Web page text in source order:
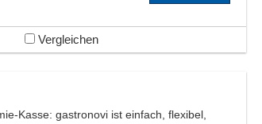
Vergleichen
Kasse: gastronovi ist einfach, flexibel,